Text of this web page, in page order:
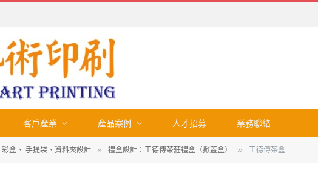
客戶產業 產品案例 人才招募 業務聯絡
彩盒、 手提袋、資料夾設計 » 禮盒設計：王德傳茶莊禮盒（掀蓋盒） » 王德傳茶盒